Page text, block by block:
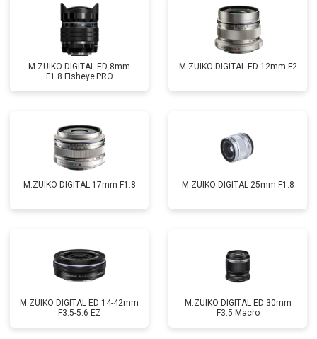
M.ZUIKO DIGITAL ED 8mm
F1.8 Fisheye PRO
M.ZUIKO DIGITAL ED 12mm F2
M.ZUIKO DIGITAL 17mm F1.8 M.ZUIKO DIGITAL 25mm F1.8
M.ZUIKO DIGITAL ED 14-42mm
F3.5-5.6 EZ
M.ZUIKO DIGITAL ED 30mm
F3.5 Macro